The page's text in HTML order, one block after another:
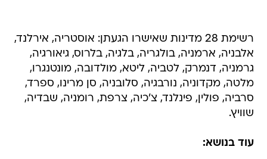
רשימת 28 מדינות שאישרו הגעתן: אוסטריה, אירלנד,
אלבניה, ארמניה, בולגריה, בלגיה, בלרוס, גיאורגיה,
גרמניה, דנמרק, לטביה, ליטא, מולדובה, מונטנגרו,
מלטה, מקדוניה, נורבגיה, סלובניה, סן מרינו, ספרד,
סרביה, פולין, פינלנד, צ'כיה, צרפת, רומניה, שבדיה,
שוויץ.
עוד בנושא: